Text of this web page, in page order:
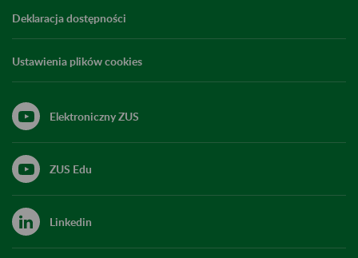
Deklaracja dostępności
Ustawienia plików cookies
Elektroniczny ZUS
ZUS Edu
Linkedin